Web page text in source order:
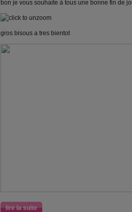
bon je vous souhaite à tous une bonne fin de
gros bisous a tres bientot
lire la suite